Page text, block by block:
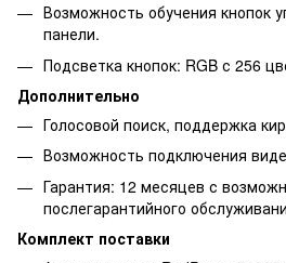
Возможность обучения кнопок
панели.
Подсветка кнопок: RGB с 256
Дополнительно
Голосовой поиск, поддержка
Возможность подключения
Гарантия: 12 месяцев с
послегарантийного
Комплект поставки